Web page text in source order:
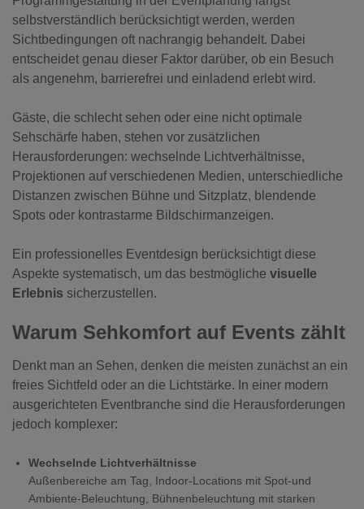
selbstverständlich berücksichtigt werden, werden
Sichtbedingungen oft nachrangig behandelt. Dabei
entscheidet genau dieser Faktor darüber, ob ein Besuch
als angenehm, barrierefrei und einladend erlebt wird.
Gäste, die schlecht sehen oder eine nicht optimale
Sehschärfe haben, stehen vor zusätzlichen
Herausforderungen: wechselnde Lichtverhältnisse,
Projektionen auf verschiedenen Medien, unterschiedliche
Distanzen zwischen Bühne und Sitzplatz, blendende
Spots oder kontrastarme Bildschirmanzeigen.
Ein professionelles Eventdesign berücksichtigt diese
Aspekte systematisch, um das bestmögliche visuelle
Erlebnis sicherzustellen.
Warum Sehkomfort auf Events zählt
Denkt man an Sehen, denken die meisten zunächst an ein
freies Sichtfeld oder an die Lichtstärke. In einer modern
ausgerichteten Eventbranche sind die Herausforderungen
jedoch komplexer:
Wechselnde Lichtverhältnisse
Außenbereiche am Tag, Indoor-Locations mit Spot-und
Ambiente-Beleuchtung, Bühnenbeleuchtung mit starken